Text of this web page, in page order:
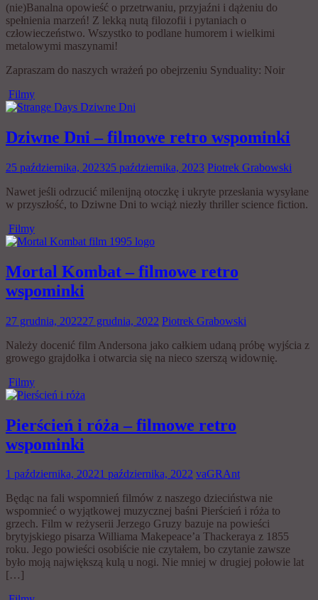
(nie)Banalna opowieść o przetrwaniu, przyjaźni i dążeniu do
spełnienia marzeń! Z lekką nutą filozofii i pytaniach o
człowieczeństwo. Wszystko to podlane humorem i wielkimi
metalowymi maszynami!
Zapraszam do naszych wrażeń po obejrzeniu Synduality: Noir
Filmy
Dziwne Dni – filmowe retro wspominki
25 października, 202325 października, 2023 Piotrek Grabowski
Nawet jeśli odrzucić milenijną otoczkę i ukryte przesłania wysyłane
w przyszłość, to Dziwne Dni to wciąż niezły thriller science fiction.
Filmy
Mortal Kombat – filmowe retro
wspominki
27 grudnia, 202227 grudnia, 2022 Piotrek Grabowski
Należy docenić film Andersona jako całkiem udaną próbę wyjścia z
growego grajdołka i otwarcia się na nieco szerszą widownię.
Filmy
Pierścień i róża – filmowe retro
wspominki
1 października, 20221 października, 2022 vaGRAnt
Będąc na fali wspomnień filmów z naszego dzieciństwa nie
wspomnieć o wyjątkowej muzycznej baśni Pierścień i róża to
grzech. Film w reżyserii Jerzego Gruzy bazuje na powieści
brytyjskiego pisarza Williama Makepeace’a Thackeraya z 1855
roku. Jego powieści osobiście nie czytałem, bo czytanie zawsze
było moją największą kulą u nogi. Nie mniej w drugiej połowie lat
[…]